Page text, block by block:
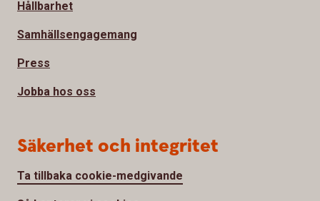
Hållbarhet
Samhällsengagemang
Press
Jobba hos oss
Säkerhet och integritet
Ta tillbaka cookie-medgivande